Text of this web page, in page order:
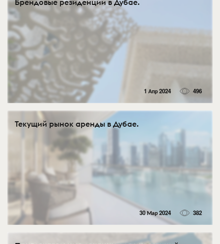
1 Апр 2024 496
Текущий рынок аренды в Дубае.
30 Мар 2024 382